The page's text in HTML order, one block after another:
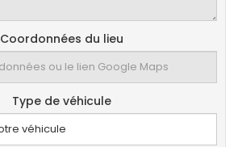
Coordonnées du lieu
Type de véhicule